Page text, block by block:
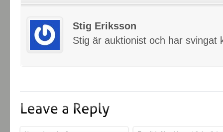
Stig Eriksson
Stig är auktionist och har svingat